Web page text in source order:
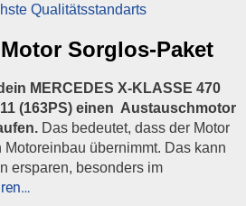
Motor Sorglos-Paket
MERCEDES X-KLASSE 470
(163PS) einen Austauschmotor
Das bedeutet, dass der Motor
übernimmt. Das kann
ersparen, besonders im
Qualitätsstandarts